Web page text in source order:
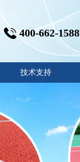
400-662-1588
技术支持